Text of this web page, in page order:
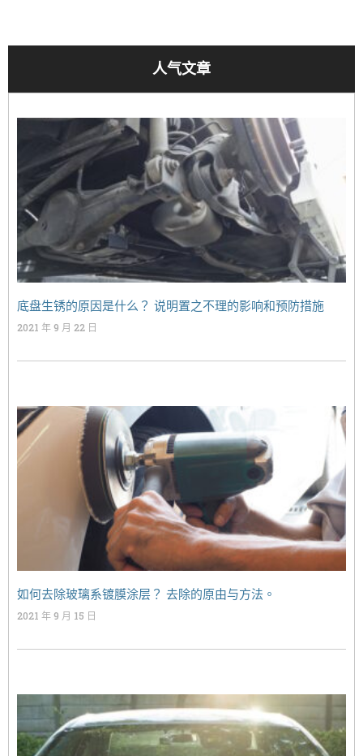
人气文章
底盘生锈的原因是什么？ 说明置之不理的影响和预防措施
2021 年 9 月 22 日
如何去除玻璃系镀膜涂层？ 去除的原由与方法。
2021 年 9 月 15 日